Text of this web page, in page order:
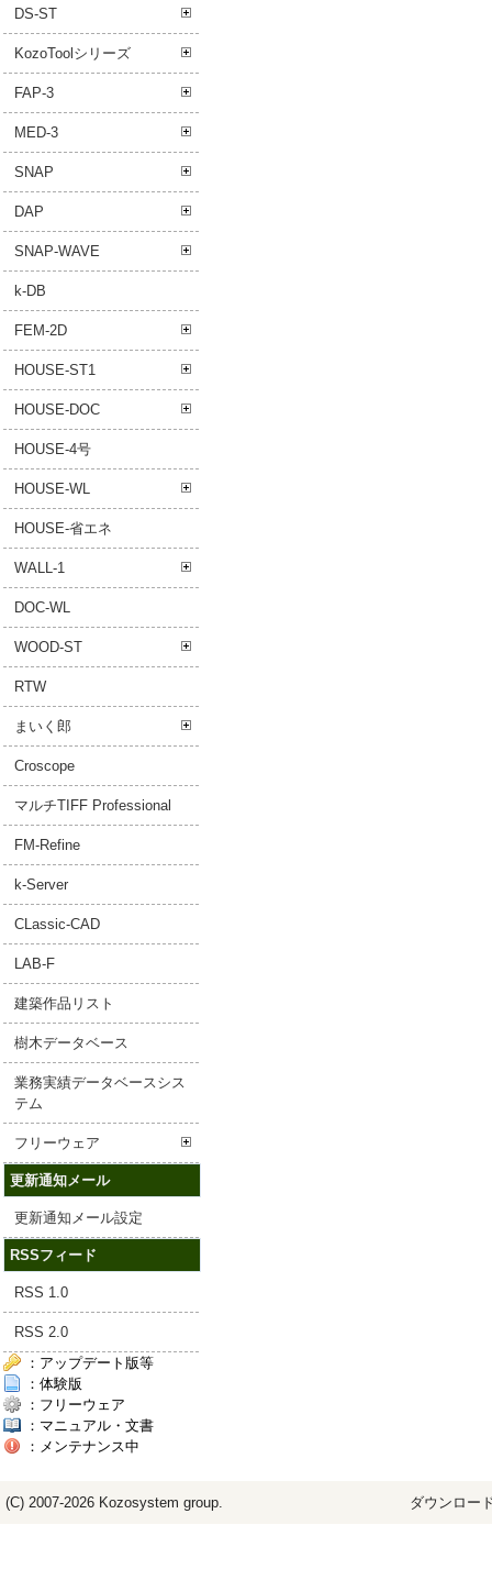
DS-ST
KozoToolシリーズ
FAP-3
MED-3
SNAP
DAP
SNAP-WAVE
k-DB
FEM-2D
HOUSE-ST1
HOUSE-DOC
HOUSE-4号
HOUSE-WL
HOUSE-省エネ
WALL-1
DOC-WL
WOOD-ST
RTW
まいく郎
Croscope
マルチTIFF Professional
FM-Refine
k-Server
CLassic-CAD
LAB-F
建築作品リスト
樹木データベース
業務実績データベースシス
テム
フリーウェア
更新通知メール
更新通知メール設定
RSSフィード
RSS 1.0
RSS 2.0
：アップデート版等
：体験版
：フリーウェア
：マニュアル・文書
：メンテナンス中
(C) 2007-2026 Kozosystem group. ダウンロー